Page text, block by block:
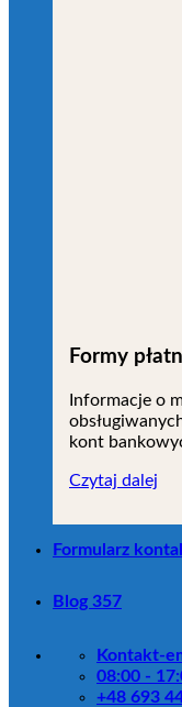
Formy
Informacje o
kont
Czytaj dalej
Formularz
Blog 357
Kontakt-
08:00 -
+48 693